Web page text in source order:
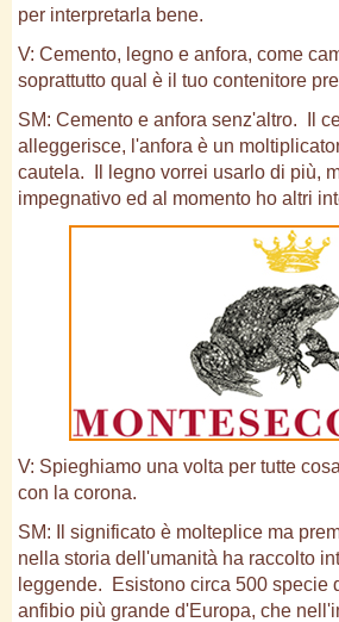
per interpretarla bene.
V: Cemento, legno e anfora, come
soprattutto qual è il tuo contenitore
SM: Cemento e anfora senz'altro. Il
alleggerisce, l'anfora è un
cautela. Il legno vorrei usarlo di più,
impegnativo ed al momento ho altri
V: Spieghiamo una volta per tutte
con la corona.
SM: Il significato è molteplice ma
nella storia dell'umanità ha raccolto
leggende. Esistono circa 500 specie
anfibio più grande d'Europa, che